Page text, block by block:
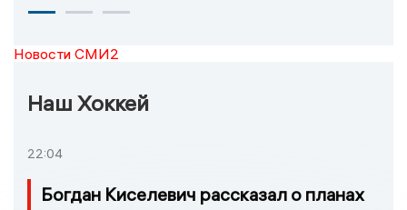
Новости СМИ2
Наш Хоккей
22:04
Богдан Киселевич рассказал о планах